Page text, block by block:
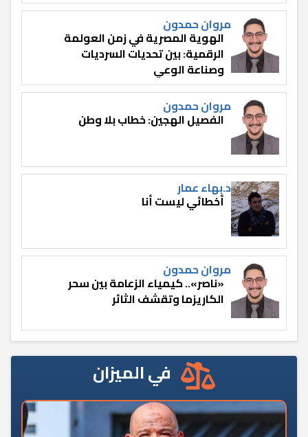
مروان حمدون
الهوية المصرية في زمن العولمة
الرقمية: بين تحديات السرديات
وصناعة الوعي
مروان حمدون
الفصيل الهجين: خطاب بلا وطن
د.بهاء عمار
أخطائي ليست أنا
مروان حمدون
«ناصر».. كيمياء الزعامة بين سحر
الكاريزما وتقشف الثائر
في الميزان